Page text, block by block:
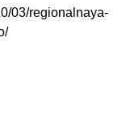
03/regionalnaya-